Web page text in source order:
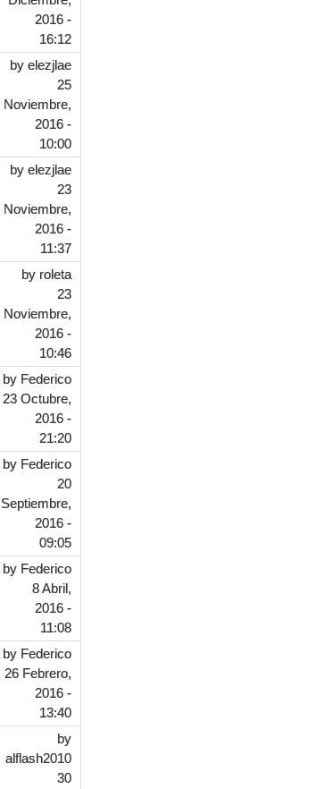
2016 -
16:12
by elezjlae
25
Noviembre,
2016 -
10:00
by elezjlae
23
Noviembre,
2016 -
11:37
by roleta
23
Noviembre,
2016 -
10:46
by Federico
23 Octubre,
2016 -
21:20
by Federico
20
Septiembre,
2016 -
09:05
by Federico
8 Abril,
2016 -
11:08
by Federico
26 Febrero,
2016 -
13:40
by
alflash2010
30